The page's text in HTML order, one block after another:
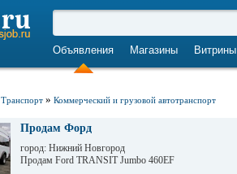
Объявления Магазины Витрины
Транспорт » Коммерческий и грузовой автотранспорт
Продам Форд
город: Нижний Новгород
Продам Ford TRANSIT Jumbo 460EF